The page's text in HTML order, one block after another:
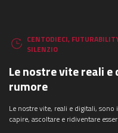
CENTODIECI,
SILENZIO
Le nostre vite reali
rumore
Le nostre vite, reali e digitali,
capire, ascoltare e ridiventare